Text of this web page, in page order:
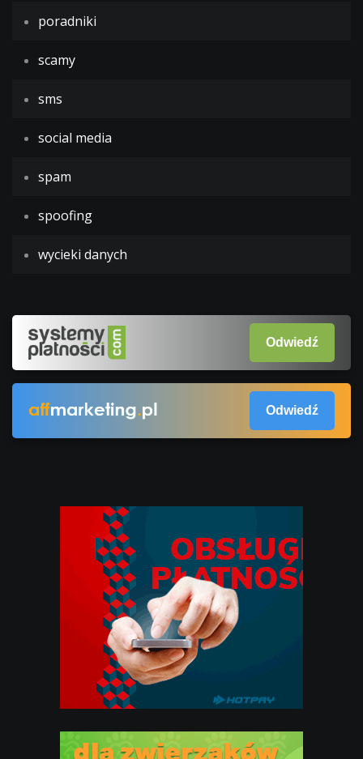
poradniki
scamy
sms
social media
spam
spoofing
wycieki danych
Odwiedź
Odwiedź